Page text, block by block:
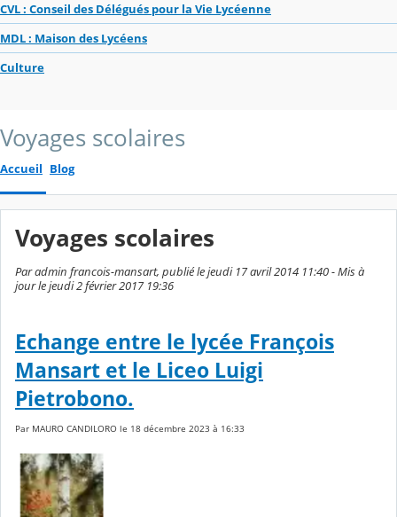
CVL : Conseil des Délégués pour la Vie Lycéenne
MDL : Maison des Lycéens
Culture
Voyages scolaires
Accueil Blog
Voyages scolaires
Par admin francois-mansart, publié le jeudi 17 avril 2014 11:40 - Mis à
jour le jeudi 2 février 2017 19:36
Echange entre le lycée François
Mansart et le Liceo Luigi
Pietrobono.
Par MAURO CANDILORO le 18 décembre 2023 à 16:33